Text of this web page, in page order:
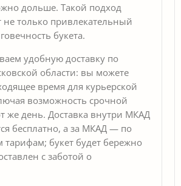
дольше. Такой подход
не только привлекательный
букета.
удобную доставку по
области: вы можете
время для курьерской
возможность срочной
же день. Доставка внутри МКАД
бесплатно, а за МКАД — по
букет будет бережно
с заботой о